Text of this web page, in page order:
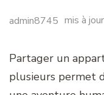
admin8745 mis à
Partager un
plusieurs permet